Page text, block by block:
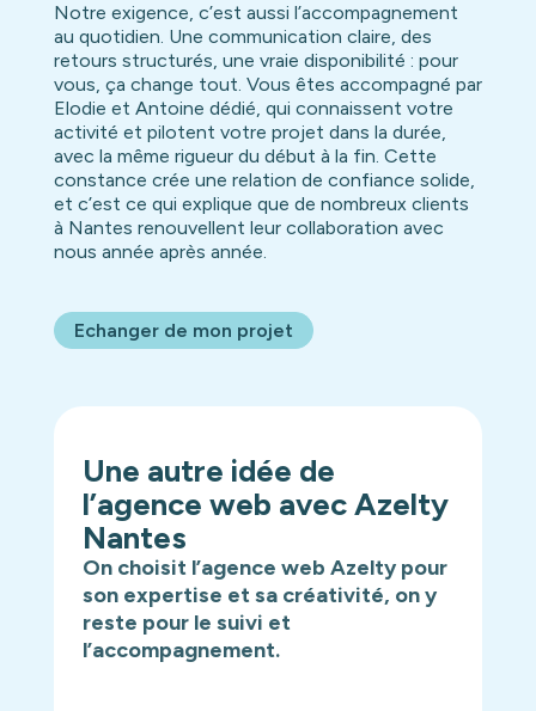
Notre exigence, c’est aussi l’accompagnement
au quotidien. Une communication claire, des
retours structurés, une vraie disponibilité : pour
vous, ça change tout. Vous êtes accompagné par
Elodie et Antoine dédié, qui connaissent votre
activité et pilotent votre projet dans la durée,
avec la même rigueur du début à la fin. Cette
constance crée une relation de confiance solide,
et c’est ce qui explique que de nombreux clients
à Nantes renouvellent leur collaboration avec
nous année après année.
Echanger de mon projet
Une autre idée de
l’agence web avec Azelty
Nantes
On choisit l’agence web Azelty pour
son expertise et sa créativité, on y
reste pour le suivi et
l’accompagnement.